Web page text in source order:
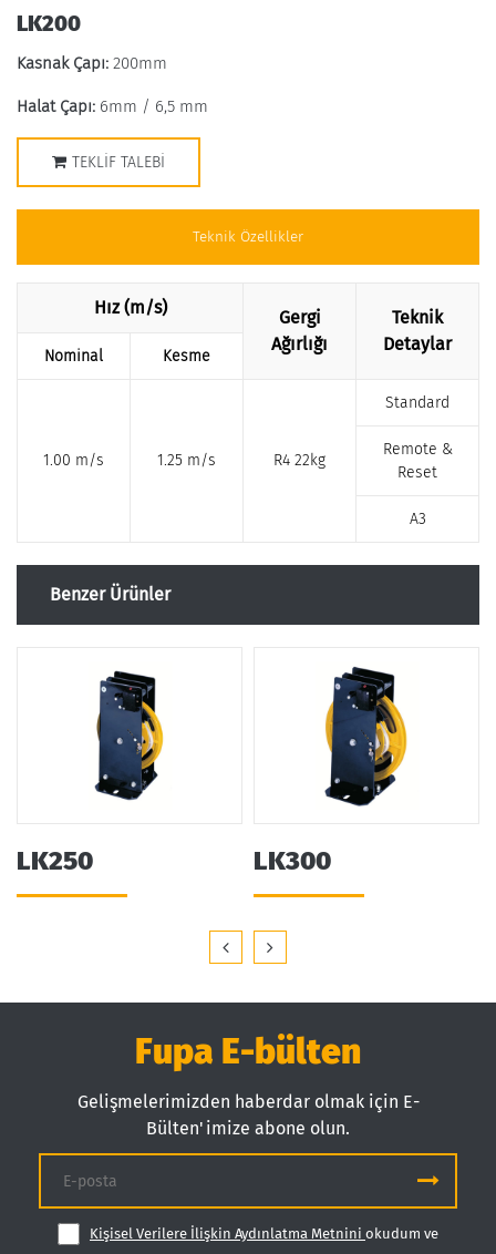
LK200
Kasnak Çapı: 200mm
Halat Çapı: 6mm / 6,5 mm
TEKLIF TALEBI
Teknik Özellikler
Hız (m/s)
Gergi
Ağırlığı
Teknik
Detaylar
Nominal Kesme
1.00 m/s 1.25 m/s R4 22kg
Standard
Remote &
Reset
A3
Benzer Ürünler
LK250 LK300
Fupa E-bülten
Gelişmelerimizden haberdar olmak için E-
Bülten'imize abone olun.
Kişisel Verilere İlişkin Aydınlatma Metnini okudum ve